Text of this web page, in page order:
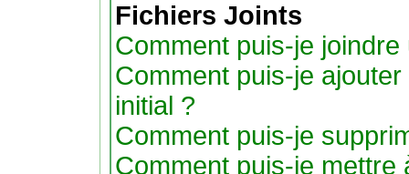
Fichiers Joints
Comment puis-je joindre
Comment puis-je
initial ?
Comment puis-je
Comment puis-je mettre